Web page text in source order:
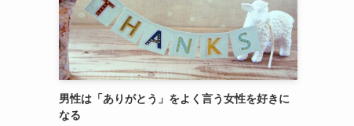
男性は「ありがとう」をよく言う女性を好きに
なる